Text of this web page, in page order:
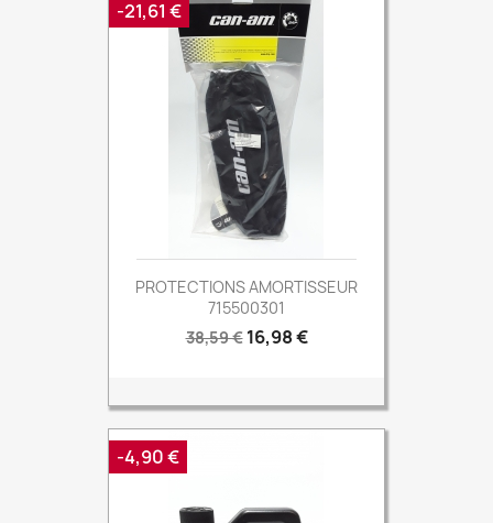
PROTECTIONS AMORTISSEUR
715500301
Prix
38,59 € Prix
16,98 €
-21,61 €
-4,90 €